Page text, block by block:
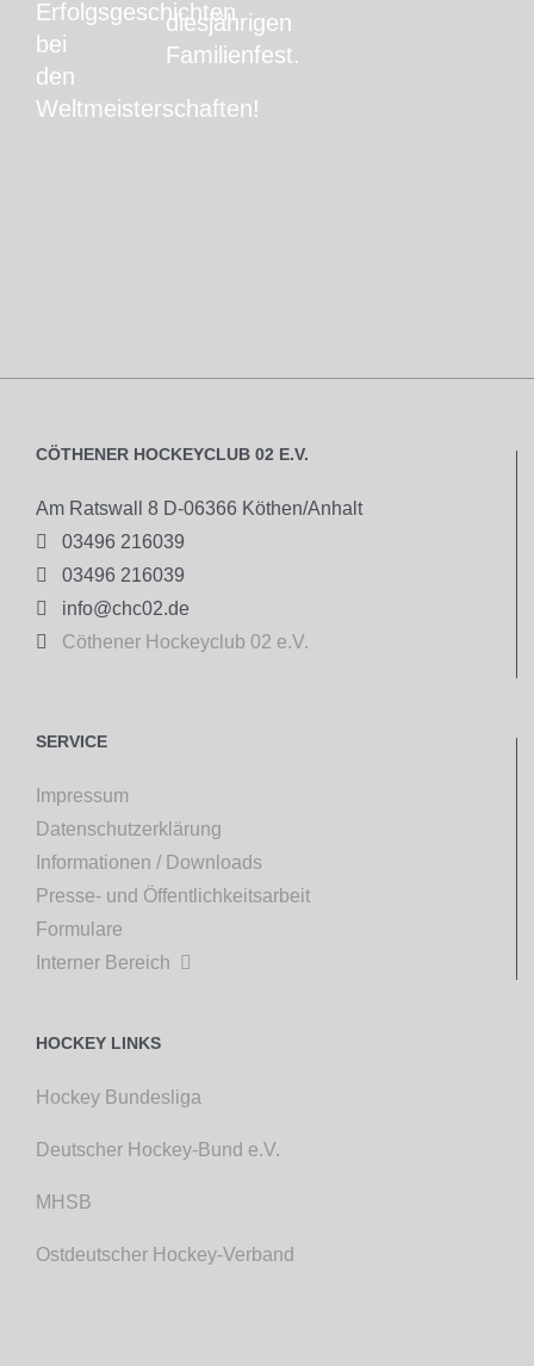
Erfolgsgeschichten
bei
den
Weltmeisterschaften!
diesjährigen
Familienfest.
CÖTHENER HOCKEYCLUB 02 E.V.
Am Ratswall 8 D-06366 Köthen/Anhalt

03496 216039

03496 216039

info@chc02.de

Cöthener Hockeyclub 02 e.V.
SERVICE
Impressum
Datenschutzerklärung
Informationen / Downloads
Presse- und Öffentlichkeitsarbeit
Formulare
Interner Bereich

HOCKEY LINKS
Hockey Bundesliga
Deutscher Hockey-Bund e.V.
MHSB
Ostdeutscher Hockey-Verband